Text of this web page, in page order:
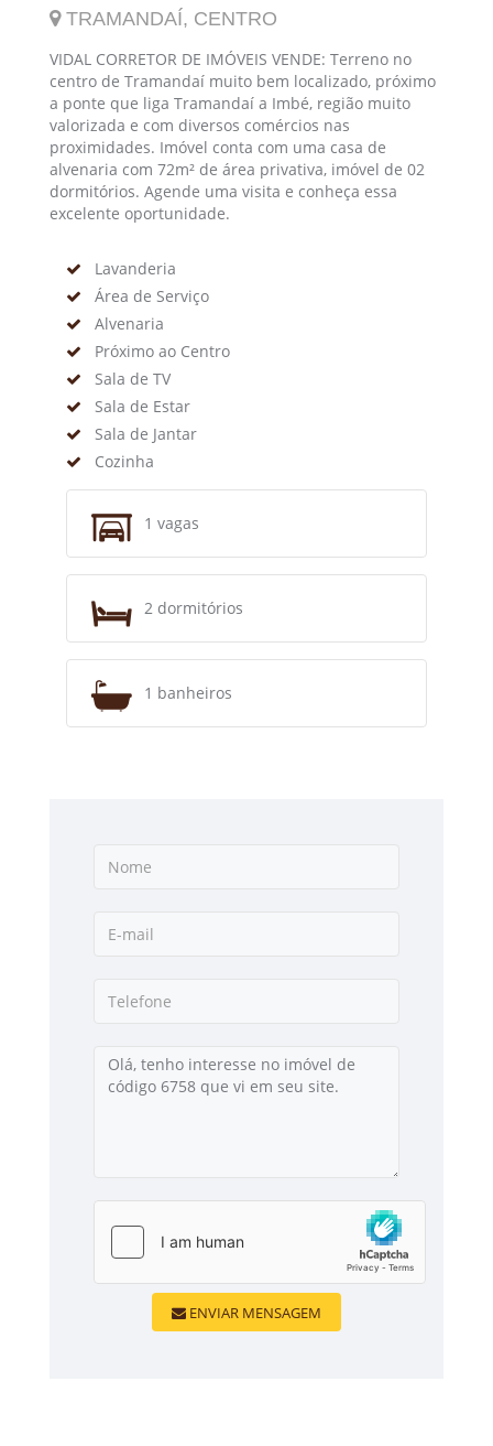
TRAMANDAÍ, CENTRO
VIDAL CORRETOR DE IMÓVEIS VENDE: Terreno no
centro de Tramandaí muito bem localizado, próximo
a ponte que liga Tramandaí a Imbé, região muito
valorizada e com diversos comércios nas
proximidades. Imóvel conta com uma casa de
alvenaria com 72m² de área privativa, imóvel de 02
dormitórios. Agende uma visita e conheça essa
excelente oportunidade.
Lavanderia
Área de Serviço
Alvenaria
Próximo ao Centro
Sala de TV
Sala de Estar
Sala de Jantar
Cozinha
1 vagas
2 dormitórios
1 banheiros
ENVIAR MENSAGEM